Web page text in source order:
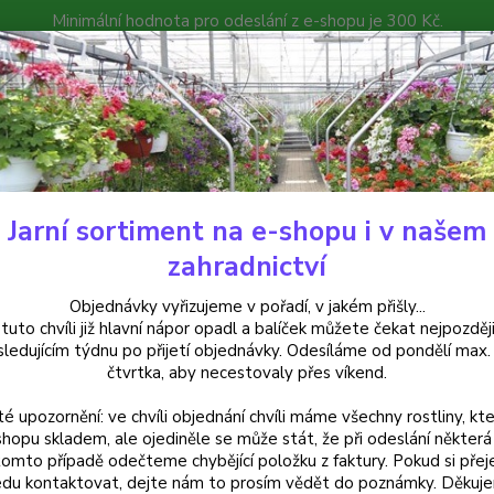
Minimální hodnota pro odeslání z e-shopu je 300 Kč.
můžete čekat nejpozději v následujícím týdnu po přijetí
Poradna Kontakty
Hledat
Helleborusy - čemeřice Helleborus-Čemeřice Double Ellen Pink - cena
Čemeřice Double Ellen
květy,
Jarní sortiment na e-shopu i v našem
zahradnictví
Objednávky vyřizujeme v pořadí, v jakém přišly...
chvíli již hlavní nápor opadl a balíček můžete čekat
týdnu po přijetí objednávky. Odesíláme od pondělí
čtvrtka, aby necestovaly přes víkend.
upozornění: ve chvíli objednání chvíli máme všechny rostliny,
skladem, ale ojediněle se může stát, že při odeslání některá
případě odečteme chybějící položku z faktury. Pokud si
kontaktovat, dejte nám to prosím vědět do poznámky.